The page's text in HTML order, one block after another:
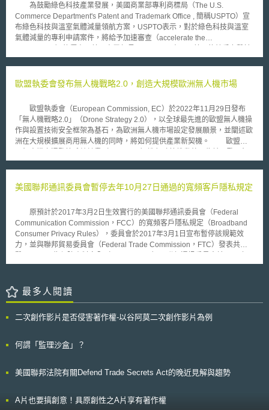
遏止網路侵權。 （5）資料專屬保護：TPP要求對農藥或醫藥品提供資料專
屬保護，保護期間為新化學性農藥至少10年；新成分新藥至少5年；已知藥
品之新適應症、新複方或新投藥方法之臨床資料至少3年；新生物藥品至少8
年或5年（併同其他有效保護市場機制）。 （6）專利連結：TPP要求建立
計之保護。 （9）智慧財產權保護的執行：TPP規定法院有權判決敗訴方負
為鼓勵綠色科技產業發展，美國商業部專利商標局（The U.S.
Commerce Department's Patent and Trademark Office , 簡稱USPTO）宣
布綠色科技與溫室氣體減量領航方案，USPTO表示，對於綠色科技與溫室
氣體減量的專利申請案件，將給予加速審查（accelerate the
研發創新能力，協助綠色產業儘速得到專利保護將可以刺激是項產業發展。
具，USPTO希望透過這項新措施，幫助相關產業的研發創新。而在研發創
月21日再次宣布將原方案所正面表列的專利類別（U.S. patent
classifications, USPCs）刪除，亦即進一步擴大可申請案件的範圍。
美國在發展綠色科技的腳步上一直未曾停歇，除原有透過綠色公共採購
（Green Public Procurement, GPP）來擴大此項產業市場，歐巴馬政府上
優先。綠色公共採購提供的是市場面的誘因，此番USPTO提供的專利審查
以1年內3千件申請案為上限，此項措施如能有效刺激產業發展，值得加以觀
察。
歐盟執委會發布無人機戰略2.0，創造大規模歐洲無人機市場
歐盟執委會（European Commission, EC）於2022年11月29日發布
「無人機戰略2.0」（Drone Strategy 2.0），以全球最先進的歐盟無人機操
作與設置技術安全框架為基石，為歐洲無人機市場設定發展願景，並闡述歐
洲在大規模擴展商用無人機的同時，將如何提供產業新契機。 歐盟除
人機市場，歐盟執委會提出「創新空中移動」（Innovative Air Mobility,
念。前者包括國際、地區與城市空中移動（Urban Air Mobility, UAM）概
（decarbonisation）替代方案。此外，透過廣泛布建並整合地面與空中基
礎設施，將使UAM成為未來城市複合式智慧移動生態系統（multimodal
intelligent mobility ecosystem）之一部；而後者則涉及無人機多元應用，
諸如緊急服務、測繪、巡檢、偵查與物流運輸，抑或最終實現全自動化空中
項目標，其中涵蓋十大領域（例如：改善空域能力、促進航空作業、發展
IAM、提供資金與融資、確立關鍵技術模組化（critical technology building
blocks）），並從中啟動十九項攸關操作、技術與財務的關鍵行動（例如：
線電頻譜等），為未來無人機空域與市場，建立妥適的監管與商業環境，並
以及U-SPACE等有關無人機價值鏈（value chain）就不同環節上之效率。
美國聯邦通訊委員會暫停去年10月27日通過的寬頻客戶隱私規定
原預計於2017年3月2日生效實行的美國聯邦通訊委員會（Federal
Communication Commission，FCC）的寬頻客戶隱私規定（Broadband
Consumer Privacy Rules），委員會於2017年3月1日宣布暫停該規範效
力，並與聯邦貿易委員會（Federal Trade Commission，FTC）發表共同
10月27日，以寬頻網路服務提供者（broadband Internet Service
選擇去決定自身資料如何被分享和使用，除將ISP所蒐集得使用及分享的資
料分為三類，建立客戶同意要件，尚設立新的提醒要件及保密性違反之通知
同，管制架構上，聯邦貿易委員會要求業者在蒐集及利用個人資訊時，須符
則（guidelines）：通知（notice）、選擇（choice）、讀取（access）、
淆大眾等的問題；此外，聯邦通訊委員會收到眾多請願，要求重新考慮該規
電信營運商為了要遵循規範將承受巨大的成本與負擔，並且這些成本與負擔
與公眾利益相違背，將會造成不可回復的損害。 在接受請願討論後，
最多人閱讀
二次創作影片是否侵害著作權-以谷阿莫二次創作影片為例
何謂「監理沙盒」？
美國聯邦法院有關Defend Trade Secrets Act的晚近見解與趨勢
A片也要搞創意！具原創性之A片享有著作權